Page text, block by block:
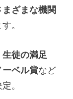
まざまな機関
。
生徒の満足
ーベル賞など
。